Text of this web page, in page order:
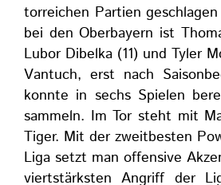
torreichen Partien
bei den Oberbayern ist
Lubor Dibelka (11) und Tyler
Vantuch, erst nach
konnte in sechs Spielen
sammeln. Im Tor steht mit
Tiger. Mit der zweitbesten
Liga setzt man offensive
viertstärksten Angriff der